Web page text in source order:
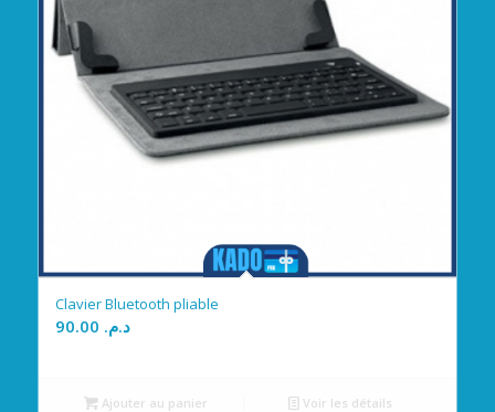
Clavier Bluetooth pliable
د.م.
Ajouter au panier Voir les détails